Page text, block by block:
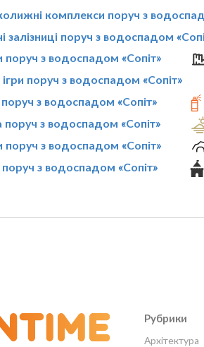
комплекси поруч з
залізниці поруч з водоспадом
поруч з водоспадом «Сопіт»
ігри поруч з водоспадом «Сопіт»
поруч з водоспадом «Сопіт»
поруч з водоспадом «Сопіт»
поруч з водоспадом «Сопіт»
поруч з водоспадом «Сопіт»
Рубрики
Архітектура